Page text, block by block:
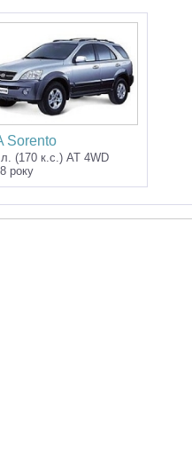
Sorento
(170 к.с.) AT 4WD
року